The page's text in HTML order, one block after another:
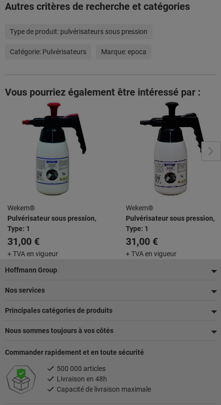
Autres critères de recherche et catégories
Type de produit: pulvérisateurs sous pression
Catégorie: Pulvérisateurs Marque:epoca
Vous pourriez également être intéressé par :
Wekem®
Pulvérisateur sous pression,
Type: 1
31,00 €
+ TVA en vigueur
Wekem®
Pulvérisateur sous pression,
Type: 1
31,00 €
+ TVA en vigueur
Pied
de
page
Hoffmann Group
Nos services
Principales catégories de produits
Nous sommes toujours à vos côtés
Commander rapidement et en toute sécurité
500 000 articles
Livraison en 48h
Capacité de livraison maximale